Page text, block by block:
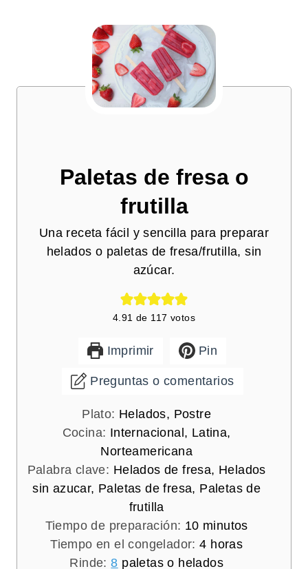
Paletas de fresa o
frutilla
Una receta fácil y sencilla para preparar
helados o paletas de fresa/frutilla, sin
azúcar.
4.91 de 117 votos
Imprimir Pin
Preguntas o comentarios
Plato: Helados, Postre
Cocina: Internacional, Latina,
Norteamericana
Palabra clave: Helados de fresa, Helados
sin azucar, Paletas de fresa, Paletas de
frutilla
Tiempo de preparación: 10m
i
n
minutos
Tiempo en el congelador:4h
o
horas
Rinde:8 paletas o helados